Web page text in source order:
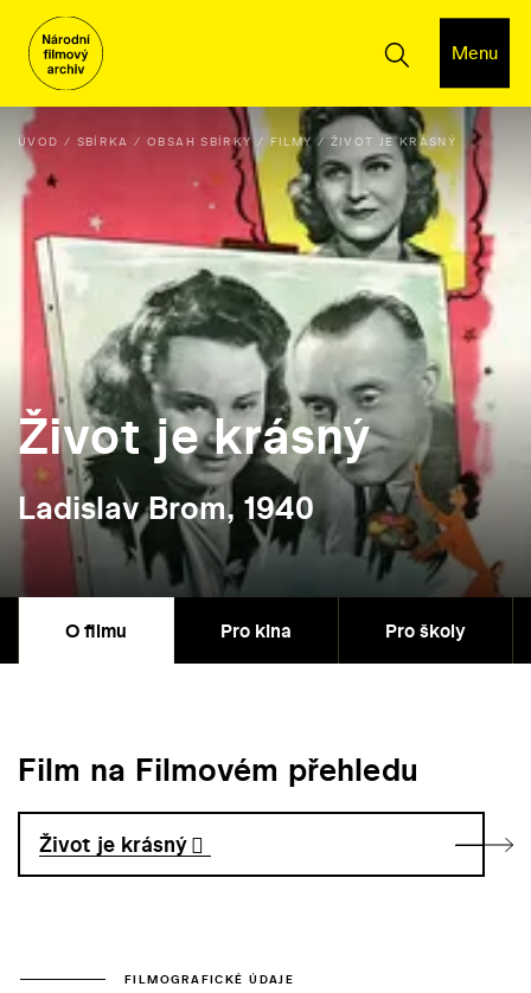
Menu
ÚVOD SBÍRKA OBSAH SBÍRKY FILMY ŽIVOT JE KRÁSNÝ
Život je krásný
Ladislav Brom, 1940
O filmu Pro kina Pro školy
Film na Filmovém přehledu
Život je krásný
FILMOGRAFICKÉ ÚDAJE